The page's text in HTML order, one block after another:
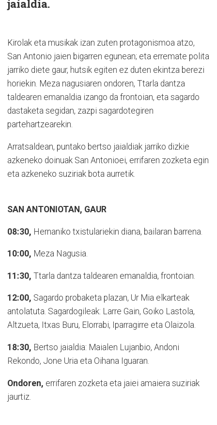
jaialdia.
Kirolak eta musikak izan zuten protagonismoa atzo,
San Anto­nio jaien bigarren egunean; eta erremate polita
jarriko diete gaur, hutsik egiten ez duten ekintza berezi
horiekin. Meza nagusiaren ondoren, Ttarla dan­tza
taldearen emanaldia izan­go da frontoian, eta sagardo
das­taketa segidan, zazpi sagardotegiren
partehartzearekin.
Arratsaldean, puntako bertso jaialdiak jarriko dizkie
azkeneko doinuak San Antonioei, errifaren zozketa egin
eta azkeneko suziriak bota aurretik.
SAN ANTONIOTAN, GAUR
08:30, Hernaniko txistulariekin diana, bailaran barrena.
10:00, Meza Nagusia.
11:30, Ttarla dantza taldearen emanaldia, frontoian.
12:00, Sagardo probaketa plazan, Ur Mia elkarteak
antolatuta. Sagardogileak: Larre Gain, Goiko Lastola,
Altzueta, Itxas Buru, Elorrabi, Iparragirre eta Olaizola.
18:30, Bertso jaialdia: Maialen Lujanbio, Andoni
Rekondo, Jone Uria eta Oihana Iguaran.
Ondoren, errifaren zozketa eta jaiei amaiera suziriak
jaurtiz.